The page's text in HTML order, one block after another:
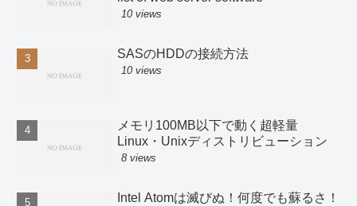
10 views
SASのHDDの接続方法
10 views
メモリ100MB以下で動く超軽量
Linux・Unixディストリビューション
8 views
Intel Atomは滅びぬ！何度でも蘇るさ！